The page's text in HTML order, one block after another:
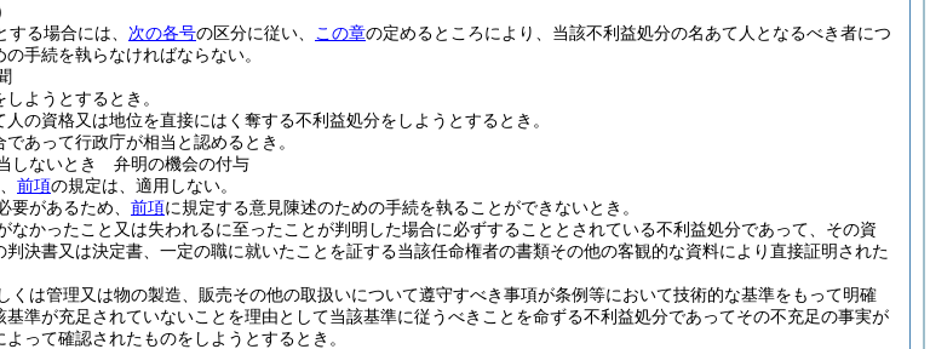
る場合には、 次の各号の区分に従い、 この章の定めるところにより、当該不利益処分の名あて人となるべき者につ
手続を執らなければならない。
ようとするとき。
の資格又は地位を直接にはく奪する不利益処分をしようとするとき。
あって行政庁が相当と認めるとき。
しないとき 弁明の機会の付与
前項の規定は、適用しない。
があるため、 前項に規定する意見陳述のための手続を執ることができないとき。
なかったこと又は失われるに至ったことが判明した場合に必ずすることとされている不利益処分であって、その資
決書又は決定書、一定の職に就いたことを証する当該任命権者の書類その他の客観的な資料により直接証明された
くは管理又は物の製造、販売その他の取扱いについて遵守すべき事項が条例等において技術的な基準をもって明確
準が充足されていないことを理由として当該基準に従うべきことを命ずる不利益処分であってその不充足の事実が
って確認されたものをしようとするとき。